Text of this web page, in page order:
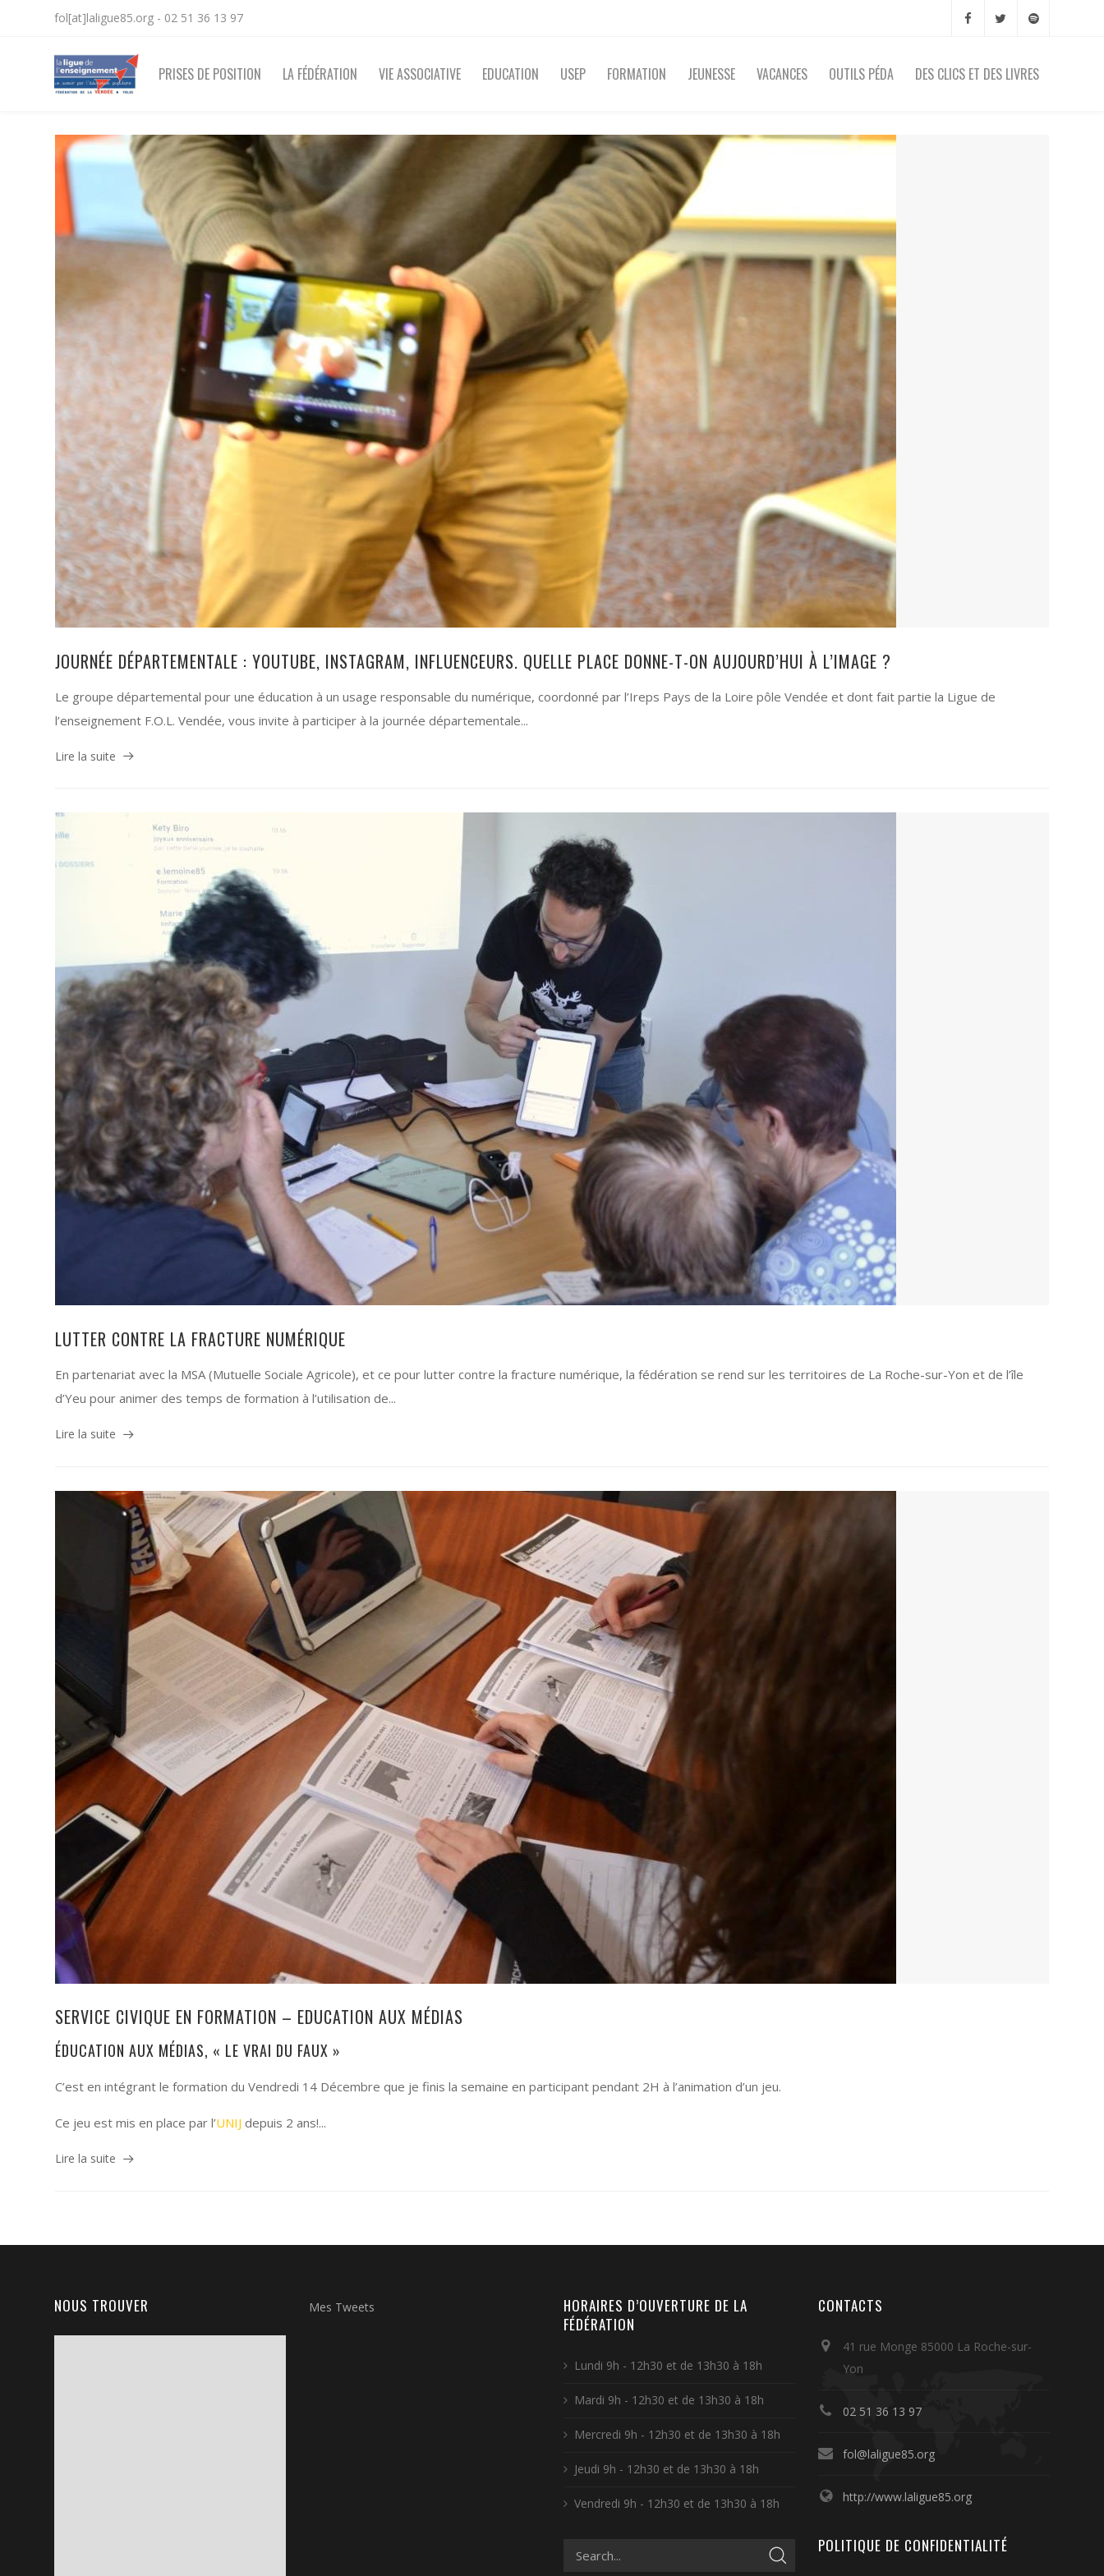
fol[at]laligue85.org - 02 51 36 13 97
PRISES DE POSITION LA FÉDÉRATION VIE ASSOCIATIVE EDUCATION USEP FORMATION JEUNESSE VACANCES OUTILS PÉDA DES CLICS ET DES LIVRES
JOURNÉE DÉPARTEMENTALE : YOUTUBE, INSTAGRAM, INFLUENCEURS. QUELLE PLACE DONNE-T-ON AUJOURD’HUI À L’IMAGE ?
Le groupe départemental pour une éducation à un usage responsable du numérique, coordonné par l’Ireps Pays de la Loire pôle Vendée et dont fait partie la Ligue de
l’enseignement F.O.L. Vendée, vous invite à participer à la journée départementale...
Lire la suite
LUTTER CONTRE LA FRACTURE NUMÉRIQUE
En partenariat avec la MSA (Mutuelle Sociale Agricole), et ce pour lutter contre la fracture numérique, la fédération se rend sur les territoires de La Roche-sur-Yon et de l’île
d’Yeu pour animer des temps de formation à l’utilisation de...
Lire la suite
SERVICE CIVIQUE EN FORMATION – EDUCATION AUX MÉDIAS
ÉDUCATION AUX MÉDIAS, « LE VRAI DU FAUX »
C’est en intégrant le formation du Vendredi 14 Décembre que je finis la semaine en participant pendant 2H à l’animation d’un jeu.
Ce jeu est mis en place par l’UNIJ depuis 2 ans!...
Lire la suite
NOUS TROUVER Mes Tweets
HORAIRES D’OUVERTURE DE LA
FÉDÉRATION
Lundi 9h - 12h30 et de 13h30 à 18h
Mardi 9h - 12h30 et de 13h30 à 18h
Mercredi 9h - 12h30 et de 13h30 à 18h
Jeudi 9h - 12h30 et de 13h30 à 18h
Vendredi 9h - 12h30 et de 13h30 à 18h
CONTACTS
41 rue Monge 85000 La Roche-sur-
Yon
02 51 36 13 97
fol@laligue85.org
http://www.laligue85.org
POLITIQUE DE CONFIDENTIALITÉ